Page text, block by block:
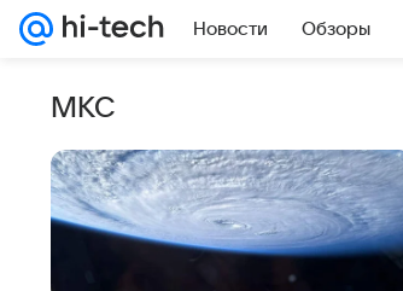
Новости Обзоры
МКС